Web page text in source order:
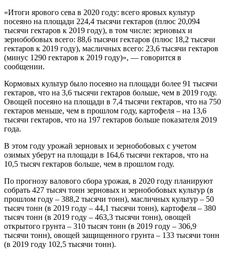
«Итоги ярового сева в 2020 году: всего яровых культур
посеяно на площади 224,4 тысячи гектаров (плюс 20,094
тысячи гектаров к 2019 году), в том числе: зерновых и
зернобобовых всего: 88,6 тысячи гектаров (плюс 18,2 тысячи
гектаров к 2019 году), масличных всего: 23,6 тысячи гектаров
(минус 1290 гектаров к 2019 году)», — говорится в
сообщении.
Кормовых культур было посеяно на площади более 91 тысячи
гектаров, что на 3,6 тысячи гектаров больше, чем в 2019 году.
Овощей посеяно на площади в 7,4 тысячи гектаров, что на 750
гектаров меньше, чем в прошлом году, картофеля – на 13,6
тысячи гектаров, что на 197 гектаров больше показателя 2019
года.
В этом году урожай зерновых и зернобобовых с учетом
озимых уберут на площади в 164,6 тысячи гектаров, что на
10,5 тысяч гектаров больше, чем в прошлом году.
По прогнозу валового сбора урожая, в 2020 году планируют
собрать 427 тысяч тонн зерновых и зернобобовых культур (в
прошлом году – 388,2 тысячи тонн), масличных культур – 50
тысяч тонн (в 2019 году – 44,1 тысячи тонн), картофеля – 380
тысяч тонн (в 2019 году – 463,3 тысячи тонн), овощей
открытого грунта – 310 тысяч тонн (в 2019 году – 306,9
тысячи тонн), овощей защищенного грунта – 133 тысячи тонн
(в 2019 году 102,5 тысячи тонн).